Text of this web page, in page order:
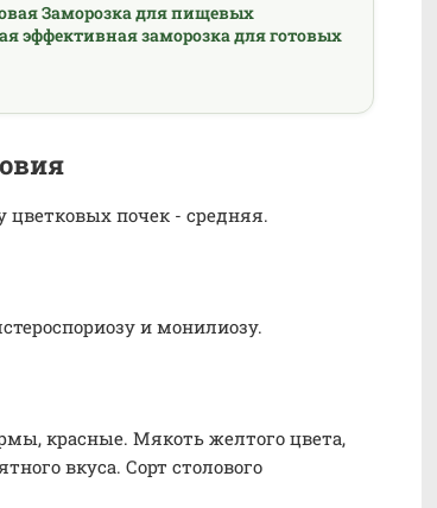
Заморозка для пищевых
эффективная заморозка для готовых
цветковых почек - средняя.
и монилиозу.
красные. Мякоть желтого цвета,
вкуса. Сорт столового